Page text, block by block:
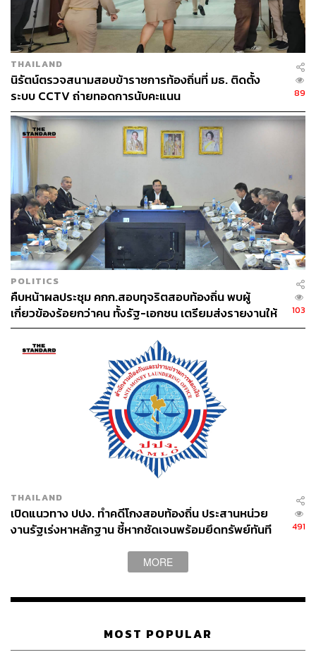
บอสแซม-ยุรนันท์ ภมรมนตรี อดีตผู้อำนวยการฝ่าย
พัฒนาและวิจัยผลิตภัณฑ์
บอสมิน-พีชญา วัฒนามนตรี อดีตผู้อำนวยการฝ่าย
สื่อสารองค์กร
บอสปีเตอร์-ณัญปพนต์ เศรษฐนันท์
บอสหมอเอก-ฐานานนท์ หิรัญไชยวรรณ
TAGS: ยึดทรัพย์สิน
เทพสุ บวรโชติดารา
ดิไอคอนกรุ๊ป (The iCon Group)
พอล-วรัตน์พล วรัทย์วรกุล
ฐานานนท์ หิรัญไชยวรรณ
ณัญปพนต์ เศรษฐนันท์
มิน-พีชญา วัฒนามนตรี
แซม-ยุรนันท์ ภมรมนตรี
สำนักงานป้องกันและปราบปรามการฟอกเงิน (ปปง.)
ABOUT THE AUTHOR
THE STANDARD TEAM
กองบรรณาธิการ THE STANDARD
THAILAND
นิรัตน์ตรวจสนามสอบข้าราชการท้องถิ่นที่ มธ. ติดตั้ง
ระบบ CCTV ถ่ายทอดการนับคะแนน
89
POLITICS
คืบหน้าผลประชุม คกก.สอบทุจริตสอบท้องถิ่น พบผู้
เกี่ยวข้องร้อยกว่าคน ทั้งรัฐ-เอกชน เตรียมส่งรายงานให้
นายกฯ 4 ส.ค.
103
THAILAND
เปิดแนวทาง ปปง. ทำคดีโกงสอบท้องถิ่น ประสานหน่วย
งานรัฐเร่งหาหลักฐาน ชี้หากชัดเจนพร้อมยึดทรัพย์ทันที
491
MORE
MOST POPULAR